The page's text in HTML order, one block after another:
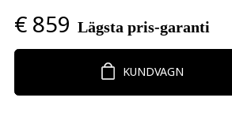
€ 859 Lägsta pris-garanti
KUNDVAGN